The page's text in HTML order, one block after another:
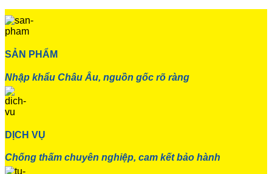
SẢN PHẨM
Nhập khẩu Châu Âu, nguồn gốc rõ ràng
DỊCH VỤ
Chống thấm chuyên nghiệp, cam kết bảo hành